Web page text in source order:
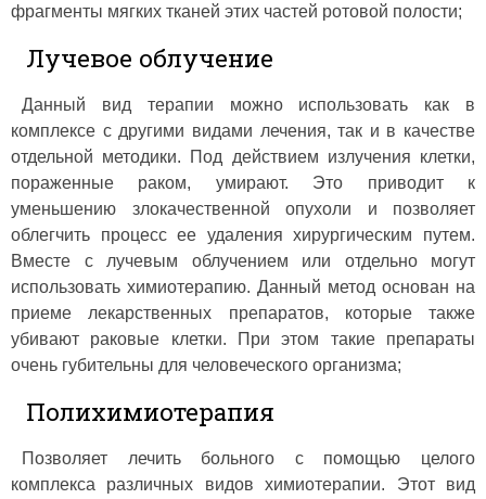
фрагменты мягких тканей этих частей ротовой полости;
Лучевое облучение
Данный вид терапии можно использовать как в
комплексе с другими видами лечения, так и в качестве
отдельной методики. Под действием излучения клетки,
пораженные раком, умирают. Это приводит к
уменьшению злокачественной опухоли и позволяет
облегчить процесс ее удаления хирургическим путем.
Вместе с лучевым облучением или отдельно могут
использовать химиотерапию. Данный метод основан на
приеме лекарственных препаратов, которые также
убивают раковые клетки. При этом такие препараты
очень губительны для человеческого организма;
Полихимиотерапия
Позволяет лечить больного с помощью целого
комплекса различных видов химиотерапии. Этот вид